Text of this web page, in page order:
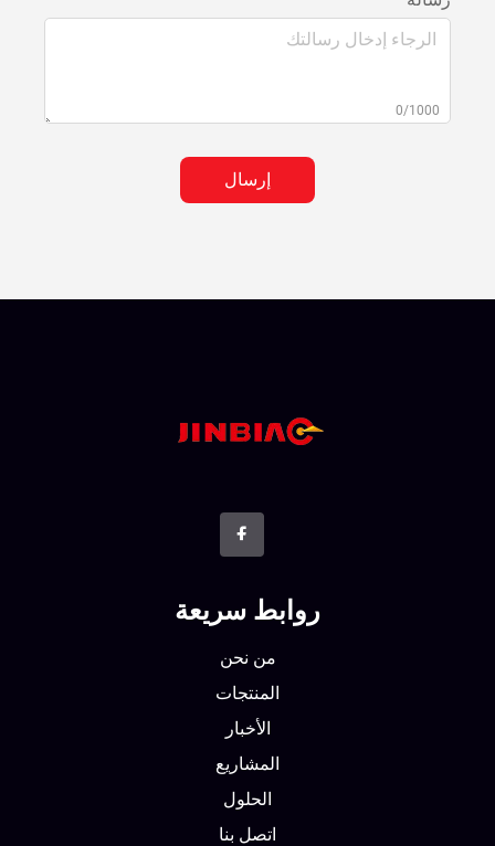
0/1000
إرسال
روابط سريعة
من نحن
المنتجات
الأخبار
المشاريع
الحلول
اتصل بنا